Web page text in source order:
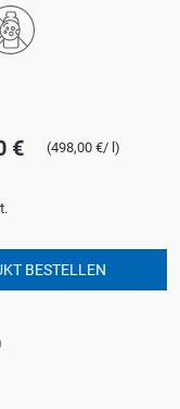
€ (498,00 €/ l)
BESTELLEN